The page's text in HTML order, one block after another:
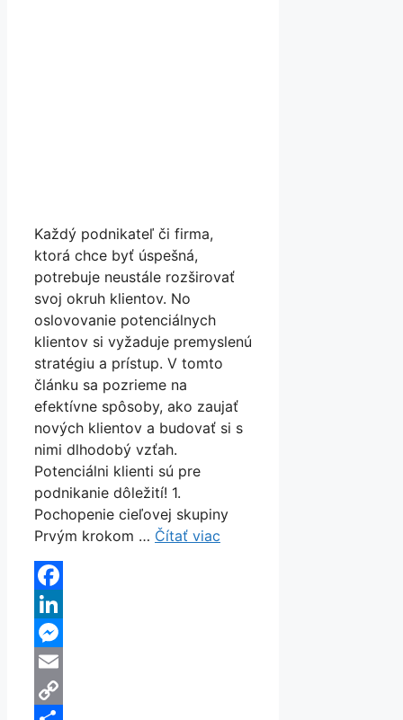
Každý podnikateľ či firma,
ktorá chce byť úspešná,
potrebuje neustále rozširovať
svoj okruh klientov. No
oslovovanie potenciálnych
klientov si vyžaduje premyslenú
stratégiu a prístup. V tomto
článku sa pozrieme na
efektívne spôsoby, ako zaujať
nových klientov a budovať si s
nimi dlhodobý vzťah.
Potenciálni klienti sú pre
podnikanie dôležití! 1.
Pochopenie cieľovej skupiny
Prvým krokom … Čítať viac
Facebook
LinkedIn
Messenger
Email